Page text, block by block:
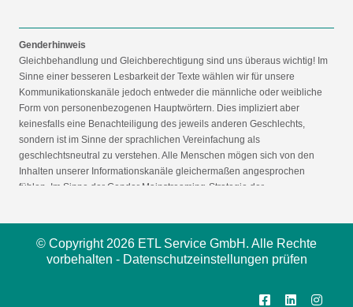
Genderhinweis
Gleichbehandlung und Gleichberechtigung sind uns überaus wichtig! Im
Sinne einer besseren Lesbarkeit der Texte wählen wir für unsere
Kommunikationskanäle jedoch entweder die männliche oder weibliche
Form von personenbezogenen Hauptwörtern. Dies impliziert aber
keinesfalls eine Benachteiligung des jeweils anderen Geschlechts,
sondern ist im Sinne der sprachlichen Vereinfachung als
geschlechtsneutral zu verstehen. Alle Menschen mögen sich von den
Inhalten unserer Informationskanäle gleichermaßen angesprochen
fühlen. Im Sinne der Gender Mainstreaming-Strategie der
© Copyright 2026 ETL Service GmbH. Alle Rechte
vorbehalten - Datenschutzeinstellungen prüfen